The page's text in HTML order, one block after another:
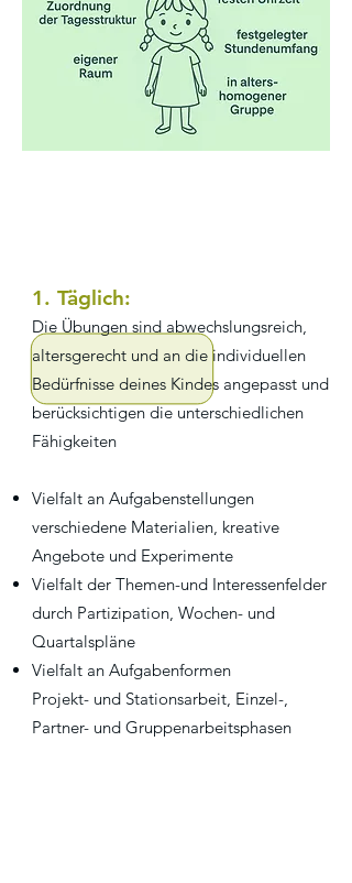
1. Täglich:
Die Übungen sind abwechslungsreich,
altersgerecht und an die individuellen
Bedürfnisse deines Kindes angepasst und
berücksichtigen die unterschiedlichen
Fähigkeiten
Vielfalt an Aufgabenstellungen
verschiedene Materialien, kreative
Angebote und Experimente
Vielfalt der Themen-und Interessenfelder
durch Partizipation, Wochen- und
Quartalspläne
Vielfalt an Aufgabenformen
Projekt- und Stationsarbeit, Einzel-,
Partner- und Gruppenarbeitsphasen